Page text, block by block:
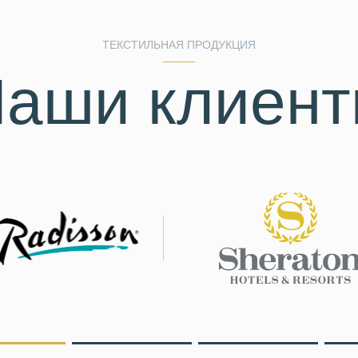
ТЕКСТИЛЬНАЯ ПРОДУКЦИЯ